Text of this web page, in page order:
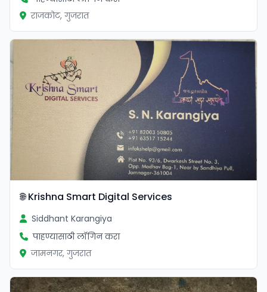
राजकोट, गुजरात
🌐 Krishna Smart Digital Services
Siddhant Karangiya
पाहण्यासाठी लॉगिन करा
जामनगर, गुजरात